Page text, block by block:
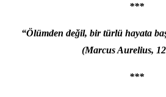
***
“Ölümden değil, bir türlü hayata
(Marcus Aurelius,
***